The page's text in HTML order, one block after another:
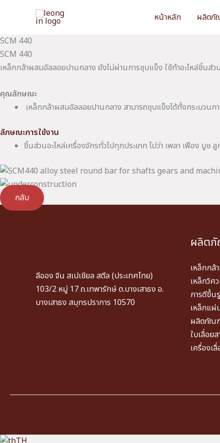
หน้าหลัก ผลิตภั
SCM 440
SCM 440
เหล็กกล้าผสมอัลลอยปานกลาง ยังไม่ผ่านการชุบแข็ง ใช้ทำอะไหล่ชิ้นส่ว
คุณลักษณะ
เหล็กกล้าผสมอัลลอยปานกลาง สามารถชุบแข็งได้ทั้งกระบวน
ลักษณะการใช้งาน
ชิ้นส่วนอะไหล่เครื่องจักรทั่วไปทุกประเภท ไม่ว่า เพลา เฟือง บูช ลู
กลับ
ลีออง จิน สเปเชียล สตีล (ประเทศไทย)
103/2 หมู่ 17 ถ.เทพารักษ์ ต.บางเสาธง อ.
บางเสาธง สมุทรปราการ 10570
ผลิต
เหล็กกล้
เหล็กวิศ
การตีขึ้น
เหล็กแผ่
ผลิตภัณฑ์
ใบเลื่อย
เครื่องเ